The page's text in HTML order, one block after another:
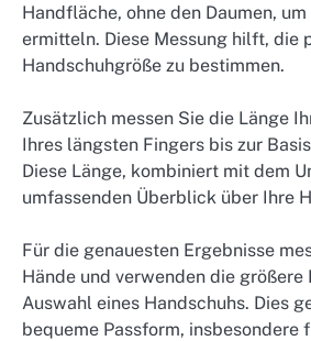
Handfläche, ohne den Daumen,
ermitteln. Diese Messung hilft, die
Handschuhgröße zu bestimmen.
Zusätzlich messen Sie die Länge
Ihres längsten Fingers bis zur
Diese Länge, kombiniert mit dem
umfassenden Überblick über Ihre
Für die genauesten Ergebnisse
Hände und verwenden die größere
Auswahl eines Handschuhs. Dies
bequeme Passform, insbesondere